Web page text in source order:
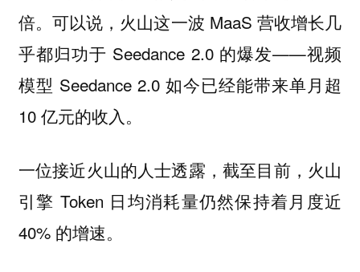
倍。可以说，火山这一波 MaaS 营收增长几
乎都归功于 Seedance 2.0 的爆发——视频
模型 Seedance 2.0 如今已经能带来单月超
10 亿元的收入。
一位接近火山的人士透露，截至目前，火山
引擎 Token 日均消耗量仍然保持着月度近
40% 的增速。